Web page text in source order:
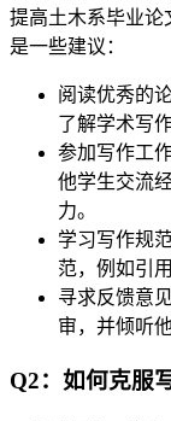
提高土木系毕业论
是一些建议：
阅读优秀的
了解学术写
参加写作工
他学生交流
力。
学习写作规
范，例如引
寻求反馈意
审，并倾听
Q2：如何克服